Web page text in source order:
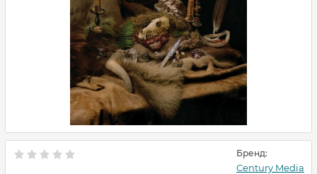
Бренд:
Century Media